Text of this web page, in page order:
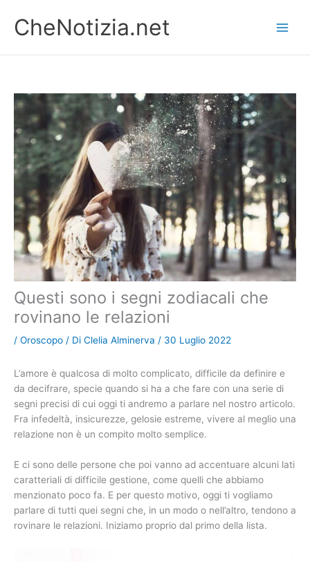
contenuto
CheNotizia.net
Questi sono i segni zodiacali che
rovinano le relazioni
/ Oroscopo / Di Clelia Alminerva / 30 Luglio 2022
L’amore è qualcosa di molto complicato, difficile da definire e
da decifrare, specie quando si ha a che fare con una serie di
segni precisi di cui oggi ti andremo a parlare nel nostro articolo.
Fra infedeltà, insicurezze, gelosie estreme, vivere al meglio una
relazione non è un compito molto semplice.
E ci sono delle persone che poi vanno ad accentuare alcuni lati
caratteriali di difficile gestione, come quelli che abbiamo
menzionato poco fa. E per questo motivo, oggi ti vogliamo
parlare di tutti quei segni che, in un modo o nell’altro, tendono a
rovinare le relazioni. Iniziamo proprio dal primo della lista.